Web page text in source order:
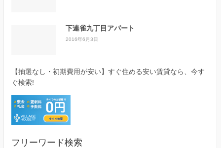
下連雀九丁目アパート
2016年6月3日
【抽選なし・初期費用が安い】すぐ住める安い賃貸なら、今す
ぐ検索!
フリーワード検索